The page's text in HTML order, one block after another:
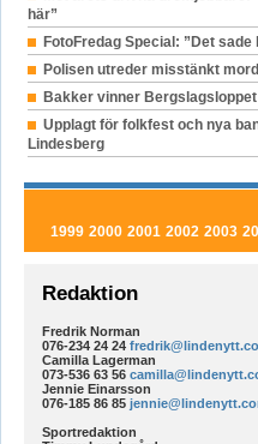
här”
FotoFredag Special: ”Det sade
Polisen utreder misstänkt
Bakker vinner Bergslagsloppet
Upplagt för folkfest och nya
Lindesberg
1999 2000 2001 2002 2003
Redaktion
Fredrik Norman
076-234 24 24
Camilla Lagerman
073-536 63 56
Jennie Einarsson
076-185 86 85
Sportredaktion